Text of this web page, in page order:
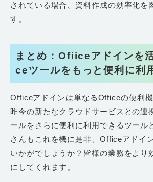
されている場合、資料作成の効率化を
す。
まとめ：Ofiiceアドインを
ceツールをもっと便利に利
Officeアドインは単なるOfficeの便利機
昨今の新たなクラウドサービスとの連
ールをさらに便利に利用できるツール
さんもこれを機に是非、Officeアドイ
いかがでしょうか？皆様の業務をより
にしてくれます。